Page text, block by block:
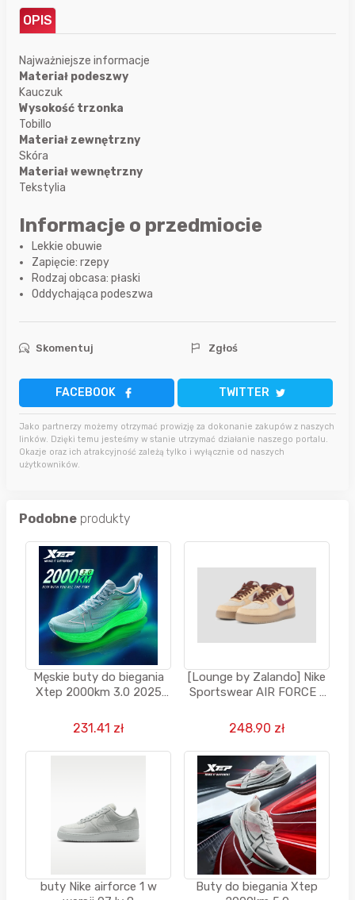
OPIS
Najważniejsze informacje
Materiał podeszwy
Kauczuk
Wysokość trzonka
Tobillo
Materiał zewnętrzny
Skóra
Materiał wewnętrzny
Tekstylia
Informacje o przedmiocie
Lekkie obuwie
Zapięcie: rzepy
Rodzaj obcasa: płaski
Oddychająca podeszwa
Skomentuj Zgłoś
FACEBOOK TWITTER
Jako partnerzy możemy otrzymać prowizję za dokonanie zakupów z naszych
linków. Dzięki temu jesteśmy w stanie utrzymać działanie naszego portalu.
Okazje oraz ich atrakcyjność zależą tylko i wyłącznie od naszych
użytkowników.
Podobne produkty
Męskie buty do biegania
Xtep 2000km 3.0 2025
231.41 zł
[Lounge by Zalando] Nike
Sportswear AIR FORCE 1
- beżowy
248.90 zł
buty Nike airforce 1 w
Buty do biegania Xtep